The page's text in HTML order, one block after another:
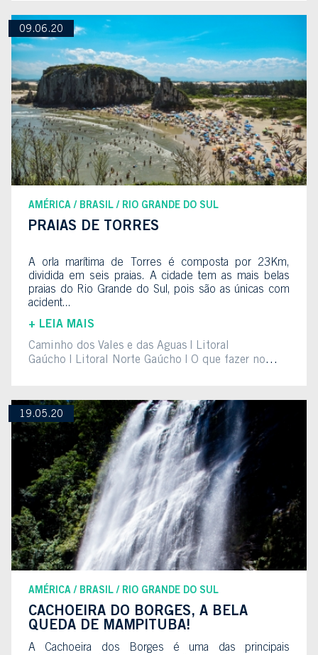
09.06.20
AMÉRICA BRASIL RIO GRANDE DO SUL
PRAIAS DE TORRES
A orla marítima de Torres é composta por 23Km,
dividida em seis praias. A cidade tem as mais belas
praias do Rio Grande do Sul, pois são as únicas com
acident...
+ LEIA MAIS
Caminho dos Vales e das Águas
Litoral
Gaúcho
Litoral Norte Gaúcho
O que fazer no
19.05.20
AMÉRICA BRASIL RIO GRANDE DO SUL
CACHOEIRA DO BORGES, A BELA
QUEDA DE MAMPITUBA!
A Cachoeira dos Borges é uma das principais